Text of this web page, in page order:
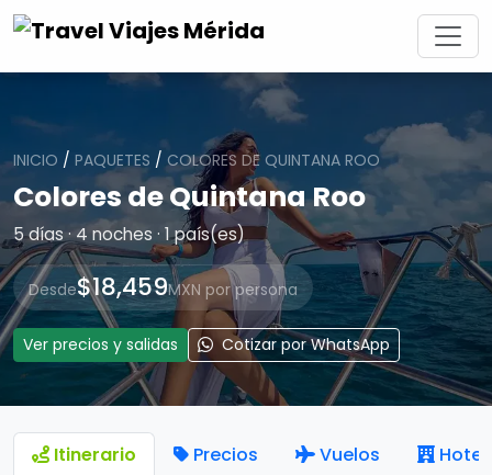
INICIO / PAQUETES / COLORES DE QUINTANA ROO
Colores de Quintana Roo
5 días · 4 noches · 1 país(es)
Desde$18,459MXN por persona
Ver precios y salidas Cotizar por WhatsApp
Itinerario Precios Vuelos